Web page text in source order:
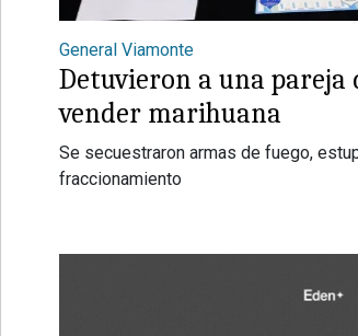
General Viamonte
Detuvieron a una pareja
vender marihuana
Se secuestraron armas de fuego,
fraccionamiento